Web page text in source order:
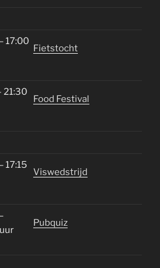
17:00
Fietstocht
21:30
Food Festival
17:15
Viswedstrijd
Pubquiz